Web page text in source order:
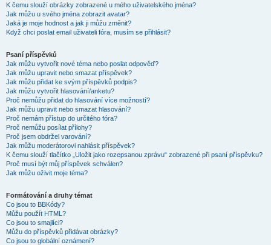
K čemu slouží obrázky zobrazené u mého uživatelského jména?
Jak můžu u svého jména zobrazit avatar?
Jaká je moje hodnost a jak ji můžu změnit?
Když chci poslat email uživateli fóra, musím se přihlásit?
Psaní příspěvků
Jak můžu vytvořit nové téma nebo poslat odpověď?
Jak můžu upravit nebo smazat příspěvek?
Jak můžu přidat ke svým příspěvků podpis?
Jak můžu vytvořit hlasování/anketu?
Proč nemůžu přidat do hlasování více možností?
Jak můžu upravit nebo smazat hlasování?
Proč nemám přístup do určitého fóra?
Proč nemůžu posílat přílohy?
Proč jsem obdržel varování?
Jak můžu moderátorovi nahlásit příspěvek?
K čemu slouží tlačítko „Uložit jako rozepsanou zprávu“ zobrazené při psaní příspěvku?
Proč musí být můj příspěvek schválen?
Jak můžu oživit moje téma?
Formátování a druhy témat
Co jsou to BBKódy?
Můžu použít HTML?
Co jsou to smajlíci?
Můžu do příspěvků přidávat obrázky?
Co jsou to globální oznámení?